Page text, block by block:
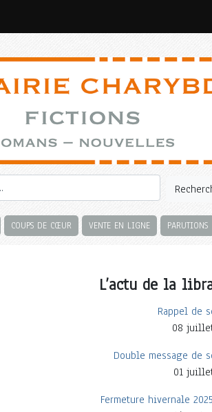
COUPS DE CŒUR VENTE EN LIGNE PARUTIONS
L’actu de la
Rappel de
08
Double message de
01
Fermeture hivernale